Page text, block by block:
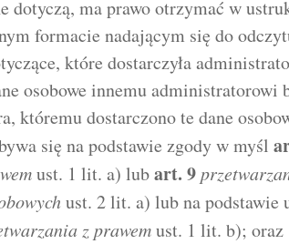
dotyczą, ma prawo otrzymać w
formacie nadającym się do
które dostarczyła
osobowe innemu administratorowi
któremu dostarczono te dane
się na podstawie zgody w myśl
ust. 1 lit. a) lubart. 9
ust. 2 lit. a) lub na podstawie
z prawemust. 1 lit. b); oraz